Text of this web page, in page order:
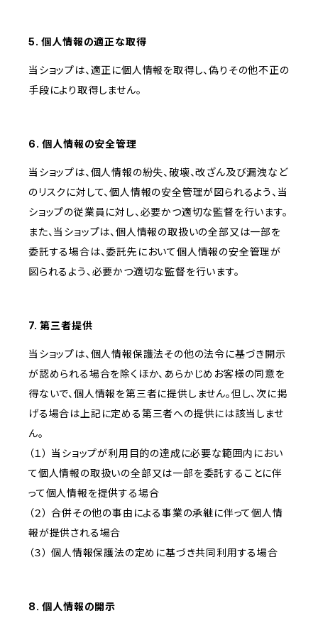
5. 個人情報の適正な取得
当ショップは、適正に個人情報を取得し、偽りその他不正の
手段により取得しません。
6. 個人情報の安全管理
当ショップは、個人情報の紛失、破壊、改ざん及び漏洩など
のリスクに対して、個人情報の安全管理が図られるよう、当
ショップの従業員に対し、必要かつ適切な監督を行います。
また、当ショップは、個人情報の取扱いの全部又は一部を
委託する場合は、委託先において個人情報の安全管理が
図られるよう、必要かつ適切な監督を行います。
7. 第三者提供
当ショップは、個人情報保護法その他の法令に基づき開示
が認められる場合を除くほか、あらかじめお客様の同意を
得ないで、個人情報を第三者に提供しません。但し、次に掲
げる場合は上記に定める第三者への提供には該当しませ
ん。
（１） 当ショップが利用目的の達成に必要な範囲内におい
て個人情報の取扱いの全部又は一部を委託することに伴
って個人情報を提供する場合
（２） 合併その他の事由による事業の承継に伴って個人情
報が提供される場合
（３） 個人情報保護法の定めに基づき共同利用する場合
8. 個人情報の開示